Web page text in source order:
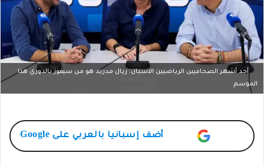
أحد أشهر الصحافيين الرياضيين الاسبان: ريال مدريد هو من سيفوز بالدوري هذا
الموسم
أضف إسبانيا بالعربي على Google